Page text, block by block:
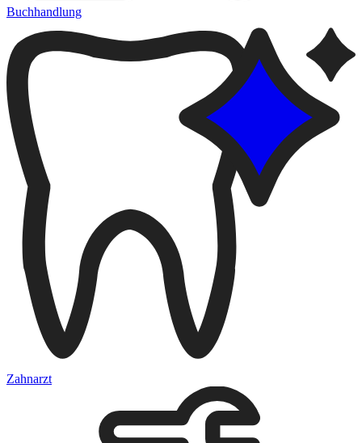
Buchhandlung
Zahnarzt